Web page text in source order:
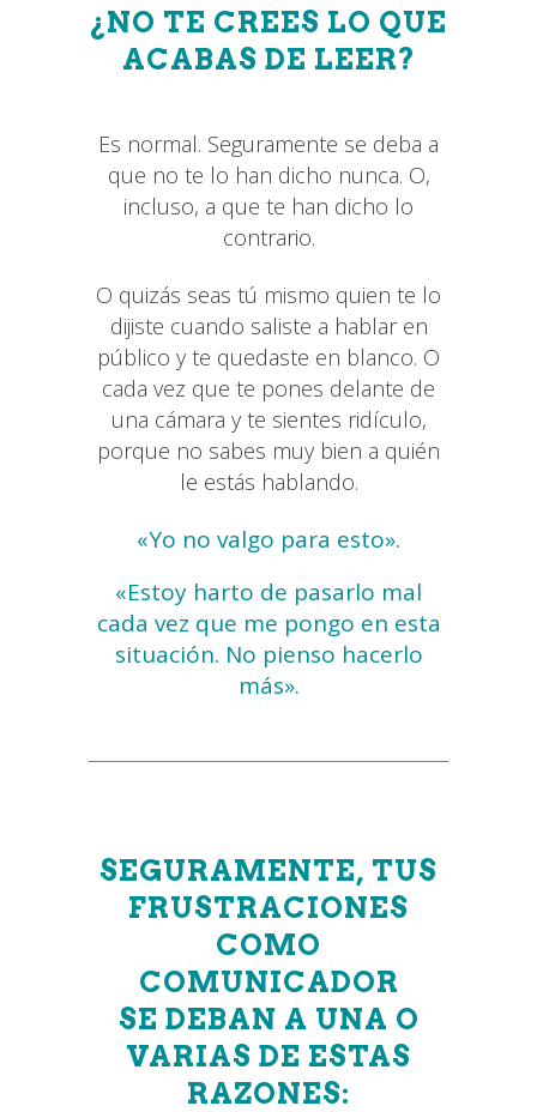
¿NO TE CREES LO QUE
ACABAS DE LEER?
Es normal. Seguramente se deba a
que no te lo han dicho nunca. O,
incluso, a que te han dicho lo
contrario.
O quizás seas tú mismo quien te lo
dijiste cuando saliste a hablar en
público y te quedaste en blanco. O
cada vez que te pones delante de
una cámara y te sientes ridículo,
porque no sabes muy bien a quién
le estás hablando.
«Yo no valgo para esto».
«Estoy harto de pasarlo mal
cada vez que me pongo en esta
situación. No pienso hacerlo
más».
SEGURAMENTE, TUS
FRUSTRACIONES
COMO
COMUNICADOR
SE DEBAN A UNA O
VARIAS DE ESTAS
RAZONES: